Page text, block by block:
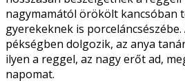
nagymamától örökölt kancsóban
gyerekeknek is
pékségben dolgozik, az anya
ilyen a reggel, az nagy erőt ad,
napomat.